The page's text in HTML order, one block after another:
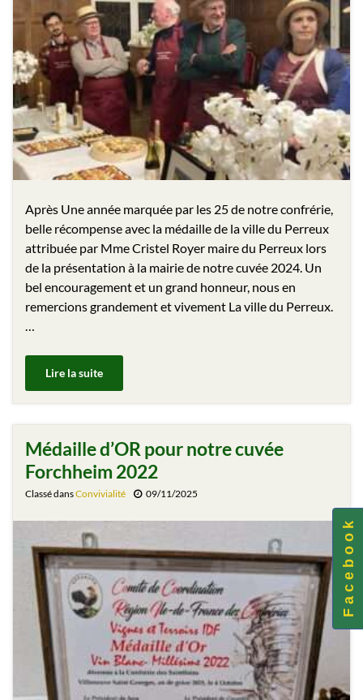
Après Une année marquée par les 25 de notre confrérie,
belle récompense avec la médaille de la ville du Perreux
attribuée par Mme Cristel Royer maire du Perreux lors
de la présentation à la mairie de notre cuvée 2024. Un
bel encouragement et un grand honneur, nous en
remercions grandement et vivement La ville du Perreux.
…
Lire la suite
Médaille d’OR pour notre cuvée
Forchheim 2022
Classé dansConvivialité 09/11/2025
F a c e b o o k